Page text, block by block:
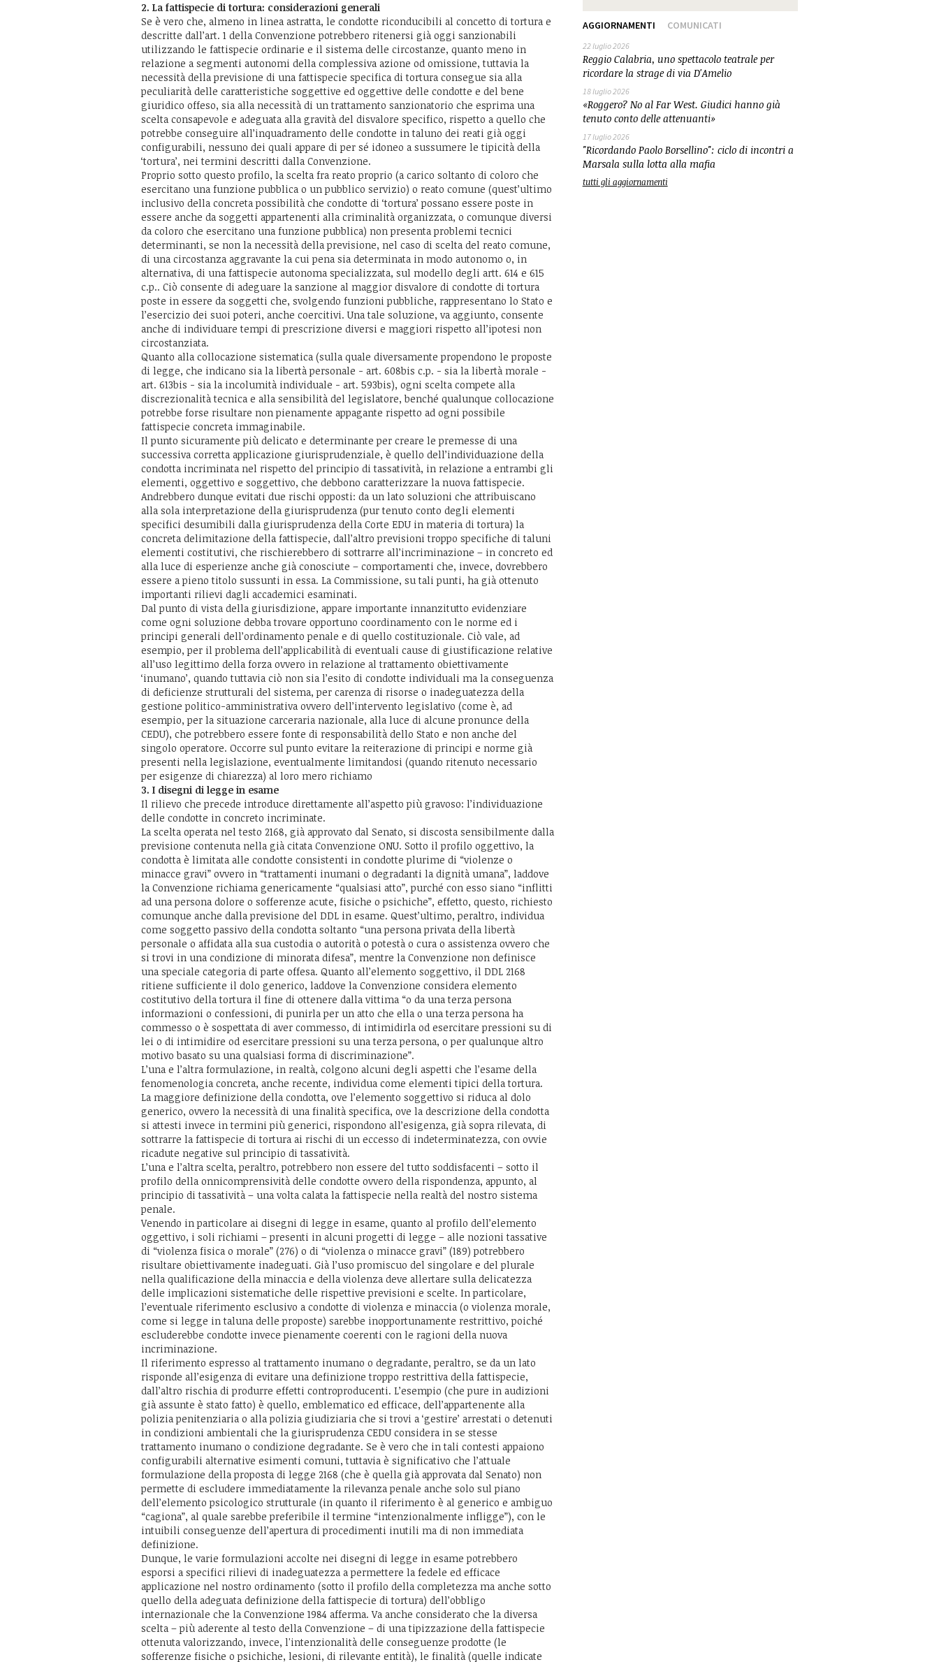
2. La fattispecie di tortura: considerazioni generali
Se è vero che, almeno in linea astratta, le condotte riconducibili al concetto di tortura e
descritte dall’art. 1 della Convenzione potrebbero ritenersi già oggi sanzionabili
utilizzando le fattispecie ordinarie e il sistema delle circostanze, quanto meno in
relazione a segmenti autonomi della complessiva azione od omissione, tuttavia la
necessità della previsione di una fattispecie specifica di tortura consegue sia alla
peculiarità delle caratteristiche soggettive ed oggettive delle condotte e del bene
giuridico offeso, sia alla necessità di un trattamento sanzionatorio che esprima una
scelta consapevole e adeguata alla gravità del disvalore specifico, rispetto a quello che
potrebbe conseguire all’inquadramento delle condotte in taluno dei reati già oggi
configurabili, nessuno dei quali appare di per sé idoneo a sussumere le tipicità della
‘tortura’, nei termini descritti dalla Convenzione.
Proprio sotto questo profilo, la scelta fra reato proprio (a carico soltanto di coloro che
esercitano una funzione pubblica o un pubblico servizio) o reato comune (quest’ultimo
inclusivo della concreta possibilità che condotte di ‘tortura’ possano essere poste in
essere anche da soggetti appartenenti alla criminalità organizzata, o comunque diversi
da coloro che esercitano una funzione pubblica) non presenta problemi tecnici
determinanti, se non la necessità della previsione, nel caso di scelta del reato comune,
di una circostanza aggravante la cui pena sia determinata in modo autonomo o, in
alternativa, di una fattispecie autonoma specializzata, sul modello degli artt. 614 e 615
c.p.. Ciò consente di adeguare la sanzione al maggior disvalore di condotte di tortura
poste in essere da soggetti che, svolgendo funzioni pubbliche, rappresentano lo Stato e
l’esercizio dei suoi poteri, anche coercitivi. Una tale soluzione, va aggiunto, consente
anche di individuare tempi di prescrizione diversi e maggiori rispetto all’ipotesi non
circostanziata.
Quanto alla collocazione sistematica (sulla quale diversamente propendono le proposte
di legge, che indicano sia la libertà personale - art. 608bis c.p. - sia la libertà morale -
art. 613bis - sia la incolumità individuale - art. 593bis), ogni scelta compete alla
discrezionalità tecnica e alla sensibilità del legislatore, benché qualunque collocazione
potrebbe forse risultare non pienamente appagante rispetto ad ogni possibile
fattispecie concreta immaginabile.
Il punto sicuramente più delicato e determinante per creare le premesse di una
successiva corretta applicazione giurisprudenziale, è quello dell’individuazione della
condotta incriminata nel rispetto del principio di tassatività, in relazione a entrambi gli
elementi, oggettivo e soggettivo, che debbono caratterizzare la nuova fattispecie.
Andrebbero dunque evitati due rischi opposti: da un lato soluzioni che attribuiscano
alla sola interpretazione della giurisprudenza (pur tenuto conto degli elementi
specifici desumibili dalla giurisprudenza della Corte EDU in materia di tortura) la
concreta delimitazione della fattispecie, dall’altro previsioni troppo specifiche di taluni
elementi costitutivi, che rischierebbero di sottrarre all’incriminazione – in concreto ed
alla luce di esperienze anche già conosciute – comportamenti che, invece, dovrebbero
essere a pieno titolo sussunti in essa. La Commissione, su tali punti, ha già ottenuto
importanti rilievi dagli accademici esaminati.
Dal punto di vista della giurisdizione, appare importante innanzitutto evidenziare
come ogni soluzione debba trovare opportuno coordinamento con le norme ed i
principi generali dell’ordinamento penale e di quello costituzionale. Ciò vale, ad
esempio, per il problema dell’applicabilità di eventuali cause di giustificazione relative
all’uso legittimo della forza ovvero in relazione al trattamento obiettivamente
‘inumano’, quando tuttavia ciò non sia l’esito di condotte individuali ma la conseguenza
di deficienze strutturali del sistema, per carenza di risorse o inadeguatezza della
gestione politico-amministrativa ovvero dell’intervento legislativo (come è, ad
esempio, per la situazione carceraria nazionale, alla luce di alcune pronunce della
CEDU), che potrebbero essere fonte di responsabilità dello Stato e non anche del
singolo operatore. Occorre sul punto evitare la reiterazione di principi e norme già
presenti nella legislazione, eventualmente limitandosi (quando ritenuto necessario
per esigenze di chiarezza) al loro mero richiamo
3. I disegni di legge in esame
Il rilievo che precede introduce direttamente all’aspetto più gravoso: l’individuazione
delle condotte in concreto incriminate.
La scelta operata nel testo 2168, già approvato dal Senato, si discosta sensibilmente dalla
previsione contenuta nella già citata Convenzione ONU. Sotto il profilo oggettivo, la
condotta è limitata alle condotte consistenti in condotte plurime di “violenze o
minacce gravi” ovvero in “trattamenti inumani o degradanti la dignità umana”, laddove
la Convenzione richiama genericamente “qualsiasi atto”, purché con esso siano “inflitti
ad una persona dolore o sofferenze acute, fisiche o psichiche”, effetto, questo, richiesto
comunque anche dalla previsione del DDL in esame. Quest’ultimo, peraltro, individua
come soggetto passivo della condotta soltanto “una persona privata della libertà
personale o affidata alla sua custodia o autorità o potestà o cura o assistenza ovvero che
si trovi in una condizione di minorata difesa”, mentre la Convenzione non definisce
una speciale categoria di parte offesa. Quanto all’elemento soggettivo, il DDL 2168
ritiene sufficiente il dolo generico, laddove la Convenzione considera elemento
costitutivo della tortura il fine di ottenere dalla vittima “o da una terza persona
informazioni o confessioni, di punirla per un atto che ella o una terza persona ha
commesso o è sospettata di aver commesso, di intimidirla od esercitare pressioni su di
lei o di intimidire od esercitare pressioni su una terza persona, o per qualunque altro
motivo basato su una qualsiasi forma di discriminazione”.
L’una e l’altra formulazione, in realtà, colgono alcuni degli aspetti che l’esame della
fenomenologia concreta, anche recente, individua come elementi tipici della tortura.
La maggiore definizione della condotta, ove l’elemento soggettivo si riduca al dolo
generico, ovvero la necessità di una finalità specifica, ove la descrizione della condotta
si attesti invece in termini più generici, rispondono all’esigenza, già sopra rilevata, di
sottrarre la fattispecie di tortura ai rischi di un eccesso di indeterminatezza, con ovvie
ricadute negative sul principio di tassatività.
L’una e l’altra scelta, peraltro, potrebbero non essere del tutto soddisfacenti – sotto il
profilo della onnicomprensività delle condotte ovvero della rispondenza, appunto, al
principio di tassatività – una volta calata la fattispecie nella realtà del nostro sistema
penale.
Venendo in particolare ai disegni di legge in esame, quanto al profilo dell’elemento
oggettivo, i soli richiami – presenti in alcuni progetti di legge – alle nozioni tassative
di “violenza fisica o morale” (276) o di “violenza o minacce gravi” (189) potrebbero
risultare obiettivamente inadeguati. Già l’uso promiscuo del singolare e del plurale
nella qualificazione della minaccia e della violenza deve allertare sulla delicatezza
delle implicazioni sistematiche delle rispettive previsioni e scelte. In particolare,
l’eventuale riferimento esclusivo a condotte di violenza e minaccia (o violenza morale,
come si legge in taluna delle proposte) sarebbe inopportunamente restrittivo, poiché
escluderebbe condotte invece pienamente coerenti con le ragioni della nuova
incriminazione.
Il riferimento espresso al trattamento inumano o degradante, peraltro, se da un lato
risponde all’esigenza di evitare una definizione troppo restrittiva della fattispecie,
dall’altro rischia di produrre effetti controproducenti. L’esempio (che pure in audizioni
già assunte è stato fatto) è quello, emblematico ed efficace, dell’appartenente alla
polizia penitenziaria o alla polizia giudiziaria che si trovi a ‘gestire’ arrestati o detenuti
in condizioni ambientali che la giurisprudenza CEDU considera in se stesse
trattamento inumano o condizione degradante. Se è vero che in tali contesti appaiono
configurabili alternative esimenti comuni, tuttavia è significativo che l’attuale
formulazione della proposta di legge 2168 (che è quella già approvata dal Senato) non
permette di escludere immediatamente la rilevanza penale anche solo sul piano
dell’elemento psicologico strutturale (in quanto il riferimento è al generico e ambiguo
“cagiona”, al quale sarebbe preferibile il termine “intenzionalmente infligge”), con le
intuibili conseguenze dell’apertura di procedimenti inutili ma di non immediata
definizione.
Dunque, le varie formulazioni accolte nei disegni di legge in esame potrebbero
esporsi a specifici rilievi di inadeguatezza a permettere la fedele ed efficace
applicazione nel nostro ordinamento (sotto il profilo della completezza ma anche sotto
quello della adeguata definizione della fattispecie di tortura) dell’obbligo
internazionale che la Convenzione 1984 afferma. Va anche considerato che la diversa
scelta – più aderente al testo della Convenzione – di una tipizzazione della fattispecie
ottenuta valorizzando, invece, l'intenzionalità delle conseguenze prodotte (le
sofferenze fisiche o psichiche, lesioni, di rilevante entità), le finalità (quelle indicate
AGGIORNAMENTI COMUNICATI
22 luglio 2026
Reggio Calabria, uno spettacolo teatrale per
ricordare la strage di via D'Amelio
18 luglio 2026
«Roggero? No al Far West. Giudici hanno già
tenuto conto delle attenuanti»
17 luglio 2026
"Ricordando Paolo Borsellino": ciclo di incontri a
Marsala sulla lotta alla mafia
tutti gli aggiornamenti